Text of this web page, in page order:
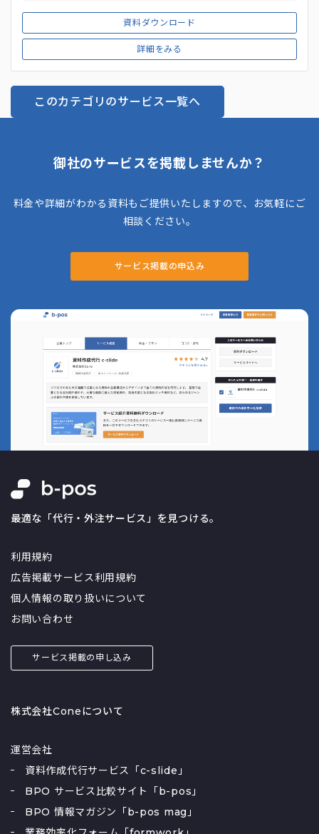
資料ダウンロード
詳細をみる
このカテゴリのサービス一覧へ
御社のサービスを掲載しませんか？
料金や詳細がわかる資料もご提供いたしますので、お気軽にご
相談ください。
サービス掲載の申込み
最適な「代行・外注サービス」を見つける。
利用規約
広告掲載サービス利用規約
個人情報の取り扱いについて
お問い合わせ
サービス掲載の申し込み
株式会社Coneについて
運営会社
資料作成代行サービス「c-slide」
BPO サービス比較サイト「b-pos」
BPO 情報マガジン「b-pos mag」